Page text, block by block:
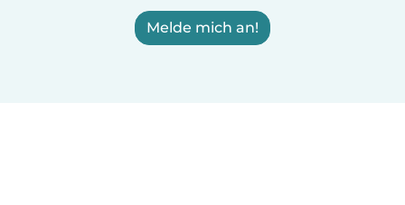
Melde mich an!